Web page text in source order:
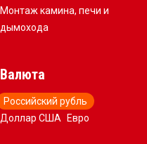
Монтаж камина, печи и
дымохода
Валюта
Российский рубль
Доллар США
Евро